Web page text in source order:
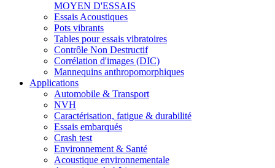
MOYEN D'ESSAIS
Essais Acoustiques
Pots vibrants
Tables pour essais vibratoires
Contrôle Non Destructif
Corrélation d'images (DIC)
Mannequins anthropomorphiques
Applications
Automobile & Transport
NVH
Caractérisation, fatigue & durabilité
Essais embarqués
Crash test
Environnement & Santé
Acoustique environnementale